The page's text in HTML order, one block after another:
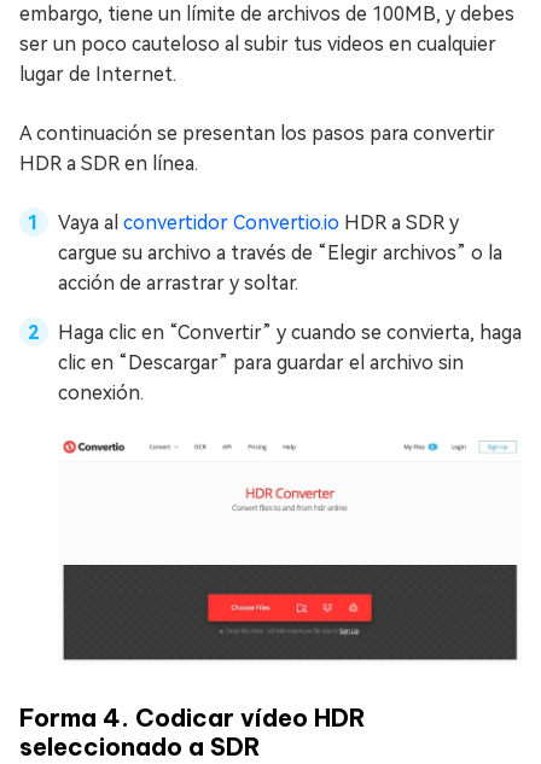
embargo, tiene un límite de archivos de 100MB, y debes
ser un poco cauteloso al subir tus videos en cualquier
lugar de Internet.
A continuación se presentan los pasos para convertir
HDR a SDR en línea.
Vaya al convertidor Convertio.io HDR a SDR y
cargue su archivo a través de “Elegir archivos” o la
acción de arrastrar y soltar.
Haga clic en “Convertir” y cuando se convierta, haga
clic en “Descargar” para guardar el archivo sin
conexión.
Forma 4. Codicar vídeo HDR
seleccionado a SDR